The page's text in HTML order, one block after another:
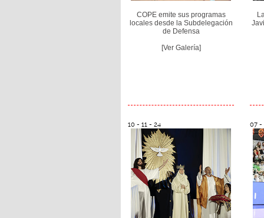
COPE emite sus programas
locales desde la Subdelegación
de Defensa
[Ver Galería]
10 - 11 - 24 07 -